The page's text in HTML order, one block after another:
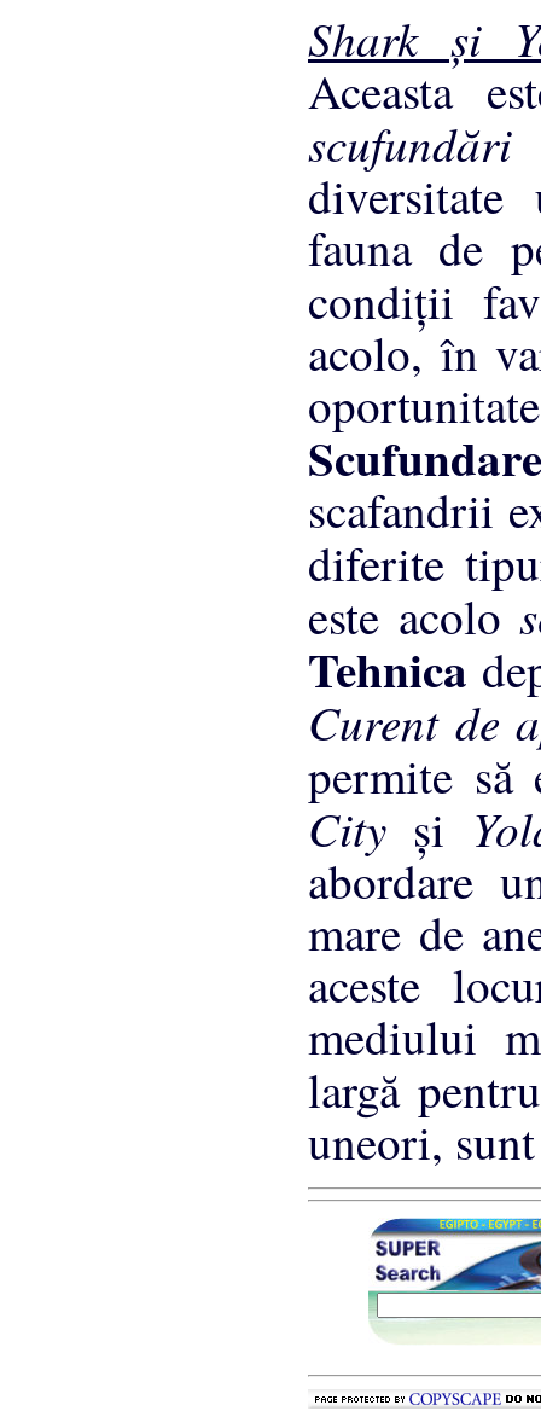
Shark şi
Aceasta
fauna de
condiţii
acolo, în
scafandrii
diferite
este acolo
Tehnica
Curent de
permite
City şi
abordare
mare de
aceste
mediului
largă
uneori,